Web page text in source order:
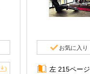
お気に入り
左 215ページ